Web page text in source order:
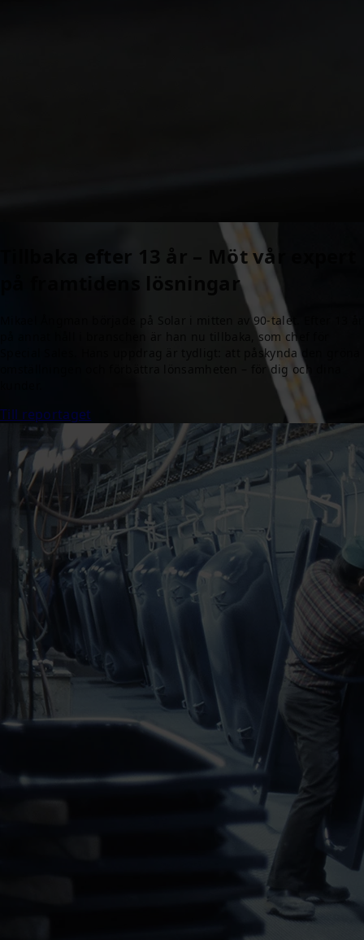
Tillbaka efter 13 år – Möt vår expert
på framtidens lösningar
Mikael Ångman började på Solar i mitten av 90-talet. Efter 13 år
på annat håll i branschen är han nu tillbaka, som chef för
Special Sales. Hans uppdrag är tydligt: att påskynda den gröna
omställningen och förbättra lönsamheten – för dig och dina
Till reportaget